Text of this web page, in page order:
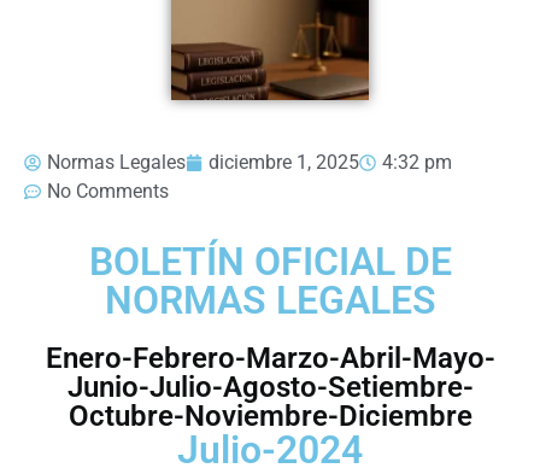
Normas Legales diciembre 1, 2025
4:32 pm
No Comments
BOLETÍN OFICIAL DE
NORMAS LEGALES
Enero-Febrero-Marzo-Abril-Mayo-
Junio-Julio-Agosto-Setiembre-
Octubre-Noviembre-Diciembre
Julio-2024